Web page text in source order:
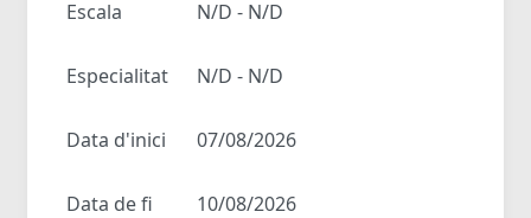
Escala N/D - N/D
Especialitat N/D - N/D
Data d'inici 07/08/2026
Data de fi 10/08/2026